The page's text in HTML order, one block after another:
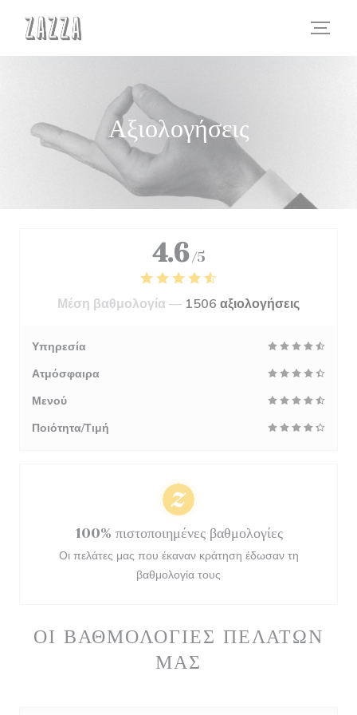
Αξιολογήσεις
ΟΙ ΒΑΘΜΟΛΟΓΊΕΣ ΠΕΛΑΤΏΝ
ΜΑΣ
4.6 /5
Μέση βαθμολογία — 1506 αξιολογήσεις
Υπηρεσία
Ατμόσφαιρα
Μενού
Ποιότητα/Τιμή
100% πιστοποιημένες βαθμολογίες
Οι πελάτες μας που έκαναν κράτηση έδωσαν τη
βαθμολογία τους